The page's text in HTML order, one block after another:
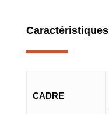
Caractéristiques
CADRE